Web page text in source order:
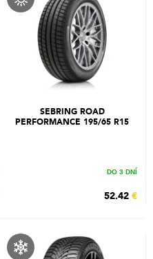
SEBRING ROAD
PERFORMANCE 195/65 R15
DO 3 DNÍ
52.42 €